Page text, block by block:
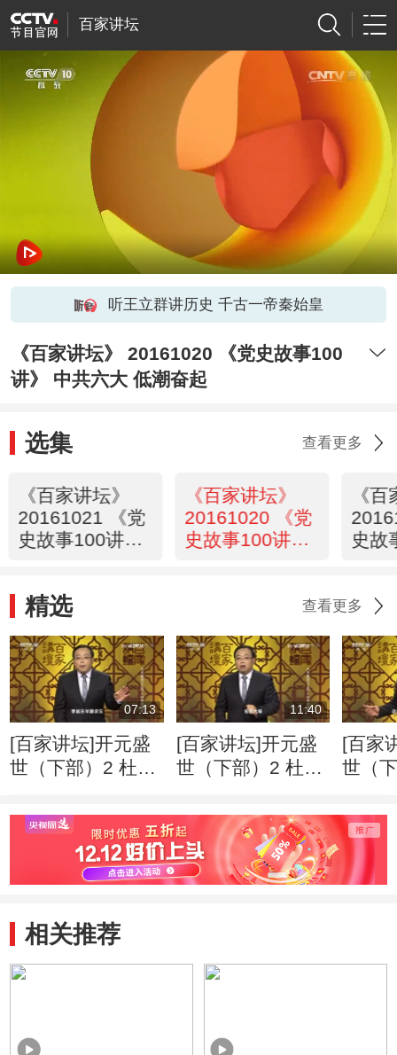
百家讲坛
听王立群讲历史 千古一帝秦始皇
《百家讲坛》 20161020 《党史故事100
讲》 中共六大 低潮奋起
选集 查看更多
《百家讲坛》
20161021 《党
史故事100讲》
《百家讲坛》
20161020 《党
史故事100讲》
《
史故
精选 查看更多
07:13
[百家讲坛]开元盛
世（下部）2 杜甫
安生活
11:40
[百家讲坛]开元盛
世（下部）2 杜甫
春时代”
[百家
世（
相关推荐